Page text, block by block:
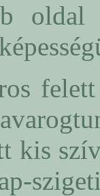
oldal
kis